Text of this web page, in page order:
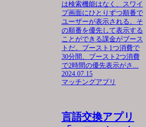
は検索機能はなく、スワイ
プ画面にひとりずつ順番で
ユーザーが表示される。そ
の順番を優先して表示する
ことができる課金がブース
トだ。ブースト1つ消費で
30分間、ブースト2つ消費
で2時間の優先表示がさ...
2024.07.15
マッチングアプリ
言語交換アプリ